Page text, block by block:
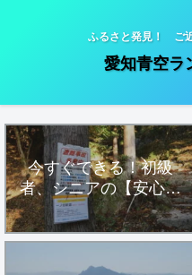
ふるさと発見！ ご
愛知青空ラ
今すぐできる！初級
者、シニアの【安心・
安全・健康登山】